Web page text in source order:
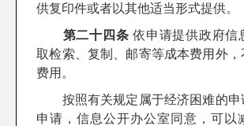
供复印件或者以其他适当形式提供。
第二十四条 依申请提供政府信
取检索、复制、邮寄等成本费用外
费用。
按照有关规定属于经济困难的申
申请，信息公开办公室同意，可以